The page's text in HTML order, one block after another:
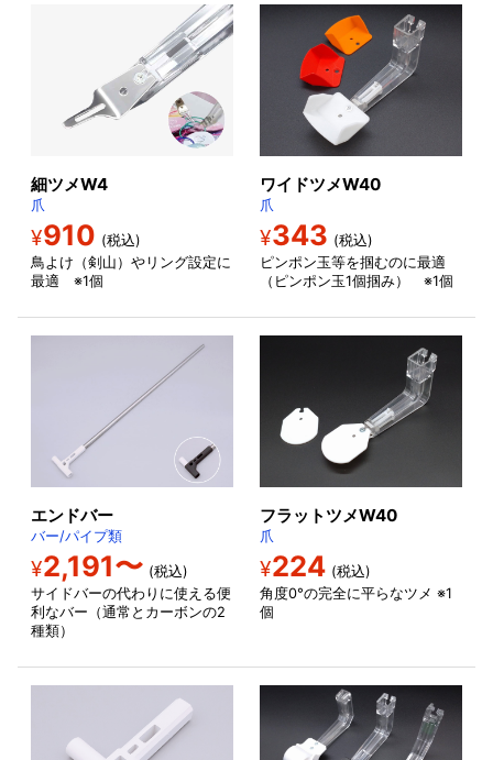
細ツメW4
爪
¥910 (税込)
鳥よけ（剣山）やリング設定に
最適 ※1個
ワイドツメW40
爪
¥343 (税込)
ピンポン玉等を掴むのに最適
（ピンポン玉1個掴み） ※1個
エンドバー
バー/パイプ類
¥2,191〜 (税込)
サイドバーの代わりに使える便
利なバー（通常とカーボンの2
種類）
フラットツメW40
爪
¥224 (税込)
角度0°の完全に平らなツメ ※1
個